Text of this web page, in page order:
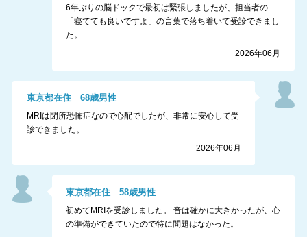
6年ぶりの脳ドックで最初は緊張しましたが、担当者の
「寝てても良いですよ」の言葉で落ち着いて受診できまし
た。
2026年06月
東京都在住 68歳男性
MRIは閉所恐怖症なので心配でしたが、非常に安心して受
診できました。
2026年06月
東京都在住58歳男性
初めてMRIを受診しました。 音は確かに大きかったが、心
の準備ができていたので特に問題はなかった。